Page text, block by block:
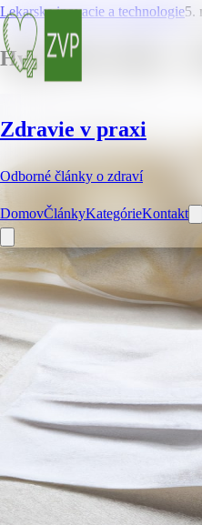
Zdravie v praxi
Odborné články o zdraví
DomovČlánkyKategórieKontakt
Lekarske inovacie a technologie5.
Hygienické rúška – 3